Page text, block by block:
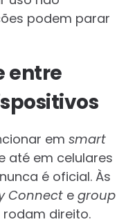
podem parar
entre
em smart
até em celulares
é oficial. Às
Connect e group
direito.